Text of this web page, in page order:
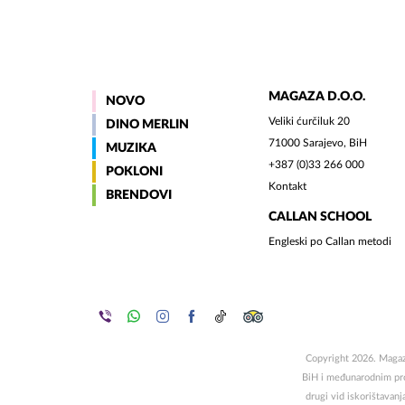
NOVO
DINO MERLIN
MUZIKA
POKLONI
BRENDOVI
MAGAZA D.O.O.
Veliki ćurčiluk 20
71000 Sarajevo, BiH
+387 (0)33 266 000
Kontakt
CALLAN SCHOOL
Engleski po Callan metodi
Copyright 2026.
BiH i međunarodnim
drugi vid